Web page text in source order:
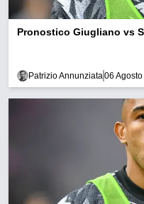
Pronostico Giugliano vs
Patrizio Annunziata06